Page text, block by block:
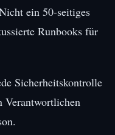
ein 50-seitiges
Runbooks für
Sicherheitskontrolle
Verantwortlichen